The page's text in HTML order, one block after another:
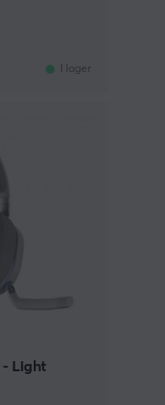
I lager
- Light